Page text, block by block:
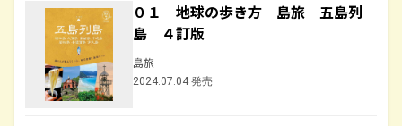
０１ 地球の歩き方 島旅 五島列
島 ４訂版
島旅
2024.07.04 発売